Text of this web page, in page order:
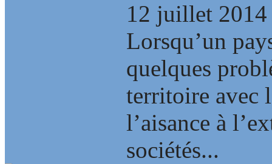
12 juillet 2014
Lorsqu’un
quelques
territoire avec
l’aisance à
sociétés...